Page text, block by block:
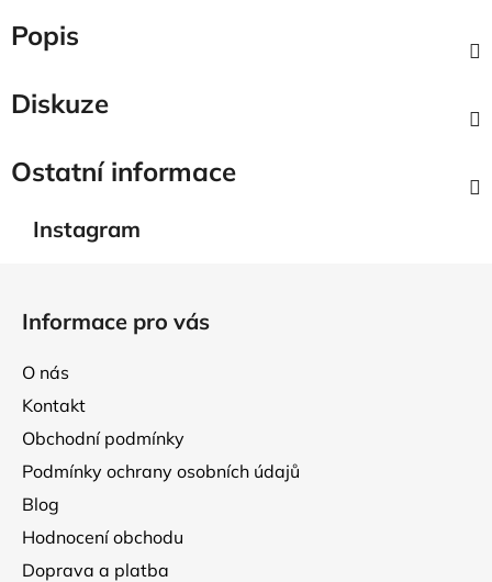
Popis
Diskuze
Ostatní informace
Instagram
Informace pro vás
O nás
Kontakt
Obchodní podmínky
Podmínky ochrany osobních údajů
Blog
Hodnocení obchodu
Doprava a platba